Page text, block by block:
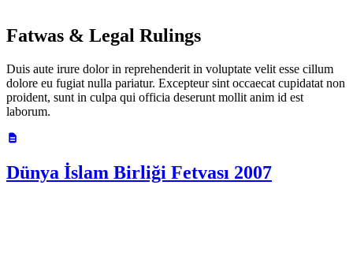
Fatwas & Legal Rulings
Duis aute irure dolor in reprehenderit in voluptate velit esse cillum
dolore eu fugiat nulla pariatur. Excepteur sint occaecat cupidatat non
proident, sunt in culpa qui officia deserunt mollit anim id est
laborum.
Dünya İslam Birliği Fetvası 2007